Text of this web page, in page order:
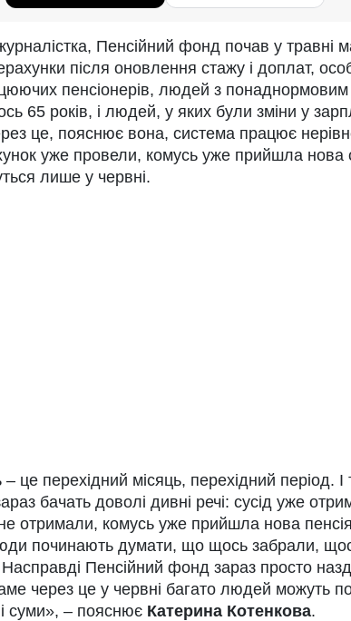
Пенсійний фонд почав у травні
після оновлення стажу і доплат,
пенсіонерів, людей з
65 років, і людей, у яких були зміни у
це, пояснює вона, система працює
уже провели, комусь уже прийшла нова
лише у червні.
це перехідний місяць, перехідний період.
бачать доволі дивні речі: сусід уже
отримали, комусь уже прийшла нова
починають думати, що щось забрали,
Пенсійний фонд зараз просто
через це у червні багато людей можуть
суми», – пояснює Катерина Котенкова.